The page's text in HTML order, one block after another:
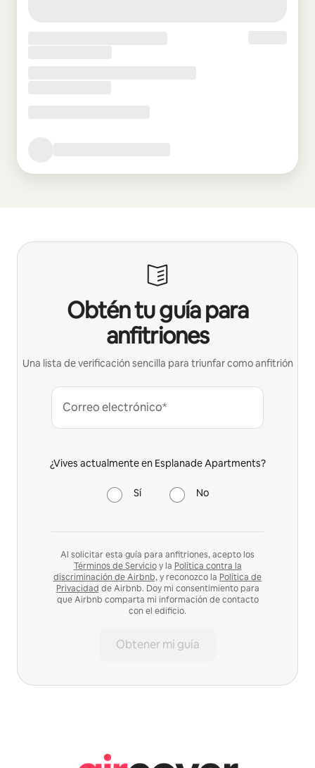
Obtén tu guía para
anfitriones
Una lista de verificación sencilla para triunfar como anfitrión
Correo electrónico*
¿Vives actualmente en Esplanade Apartments?
Sí No
Al solicitar esta guía para anfitriones, acepto los
Términos de Servicioy la Política contra la
discriminación de Airbnb,y reconozco la Política de
Privacidad de Airbnb. Doy mi consentimiento para
que Airbnb comparta mi información de contacto
con el edificio.
Obtener mi guía